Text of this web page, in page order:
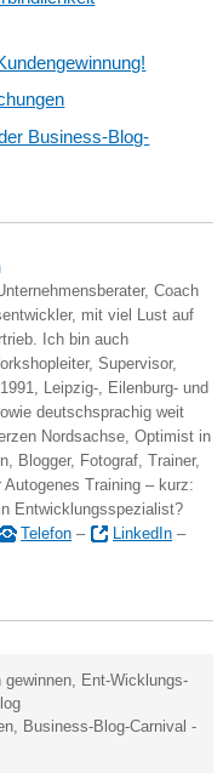
Business-Blog-
Coach
mit viel Lust auf
Ich bin auch
Supervisor,
Leipzig-, Eilenburg- und
deutschsprachig weit
Nordsachse, Optimist in
Blogger, Fotograf, Trainer,
Training – kurz:
Entwicklungsspezialist?
Telefon – LinkedIn –
gewinnen, Ent-Wicklungs-
, Business-Blog-Carnival -